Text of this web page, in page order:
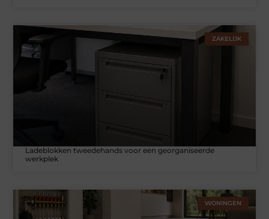
ZAKELIJK
Ladeblokken tweedehands voor een georganiseerde
werkplek
WONINGEN